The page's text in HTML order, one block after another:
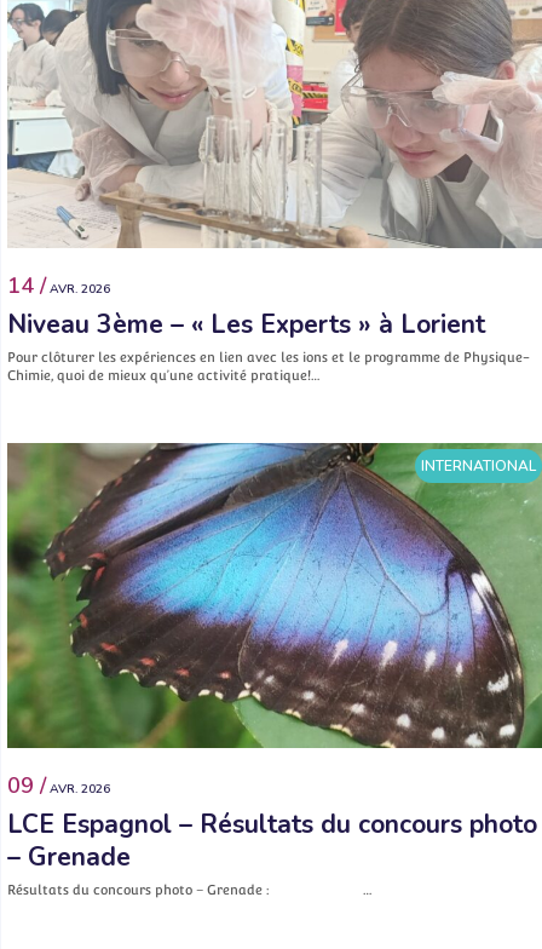
14 / AVR. 2026
Niveau 3ème – « Les Experts » à Lorient
Pour clôturer les expériences en lien avec les ions et le programme de Physique-
Chimie, quoi de mieux qu’une activité pratique!…
INTERNATIONAL
09 / AVR. 2026
LCE Espagnol – Résultats du concours photo
– Grenade
Résultats du concours photo – Grenade : …